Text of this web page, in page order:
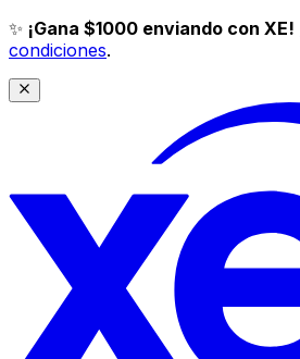
✨ ¡Gana $1000 enviando con XE!
condiciones.